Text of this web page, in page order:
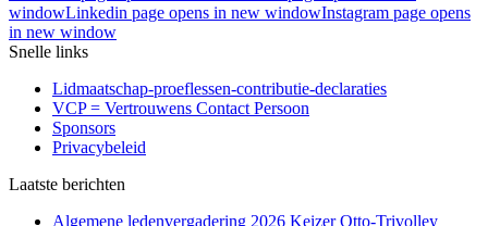
windowLinkedin page opens in new windowInstagram page opens
in new window
Snelle links
Lidmaatschap-proeflessen-contributie-declaraties
VCP = Vertrouwens Contact Persoon
Sponsors
Privacybeleid
Laatste berichten
Algemene ledenvergadering 2026 Keizer Otto-Trivolley